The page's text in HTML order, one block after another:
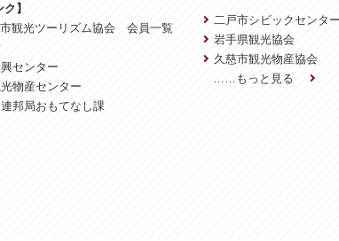
】
観光ツーリズム協会 会員一覧
センター
物産センター
邦局おもてなし課
二戸市シビックセンター
岩手県観光協会
久慈市観光物産協会
……もっと見る